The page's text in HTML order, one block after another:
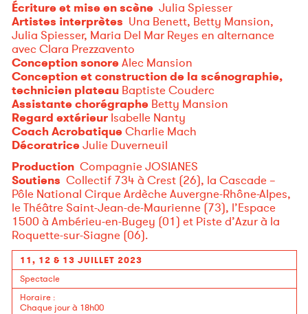
Écriture et mise en scèneJulia Spiesser
Artistes interprètes Una Benett, Betty Mansion,
Julia Spiesser, Maria Del Mar Reyes en alternance
avec Clara Prezzavento
Conception sonoreAlec Mansion
Conception et construction de la scénographie,
technicien plateauBaptiste Couderc
Assistante chorégrapheBetty Mansion
Regard extérieurIsabelle Nanty
Coach AcrobatiqueCharlie Mach
DécoratriceJulie Duverneuil
ProductionCompagnie JOSIANES
Soutiens Collectif 734 à Crest (26), la Cascade –
Pôle National Cirque Ardèche Auvergne-Rhône-Alpes,
le Théâtre Saint-Jean-de-Maurienne (73), l’Espace
1500 à Ambérieu-en-Bugey (01) et Piste d’Azur à la
Roquette-sur-Siagne (06).
11, 12 & 13 JUILLET 2023
Spectacle
Horaire:
Chaque jour à 18h00